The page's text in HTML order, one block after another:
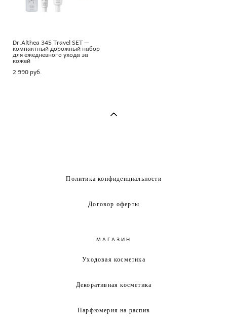
Dr.Althea 345 Travel SET —
компактный дорожный набор
для ежедневного ухода за
кожей
2 990 pуб.
Политика конфиденциальности
Договор оферты
МАГАЗИН
Уходовая косметика
Декоративная косметика
Парфюмерия на распив